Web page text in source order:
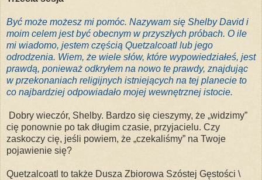
Być może możesz mi pomóc. Nazywam się Shelby David i
moim celem jest być obecnym w przyszłych próbach. O ile
mi wiadomo, jestem częścią Quetzalcoatl lub jego
odrodzenia. Wiem, że wiele słów, które wypowiedziałeś, jest
prawdą, ponieważ odkryłem na nowo te prawdy, znajdując
w przekonaniach religijnych istniejących na tej planecie to
co najbardziej odpowiadało mojej wewnętrznej istocie.
Dobry wieczór, Shelby. Bardzo się cieszymy, że „widzimy”
cię ponownie po tak długim czasie, przyjacielu. Czy
zaskoczy cię, jeśli powiem, że „czekaliśmy” na Twoje
pojawienie się?
Quetzalcoatl to także Dusza Zbiorowa Szóstej Gęstości \